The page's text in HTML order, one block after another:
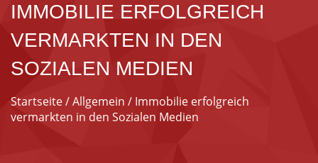
IMMOBILIE ERFOLGREICH
VERMARKTEN IN DEN
SOZIALEN MEDIEN
Startseite/Allgemein / Immobilie erfolgreich
vermarkten in den Sozialen Medien